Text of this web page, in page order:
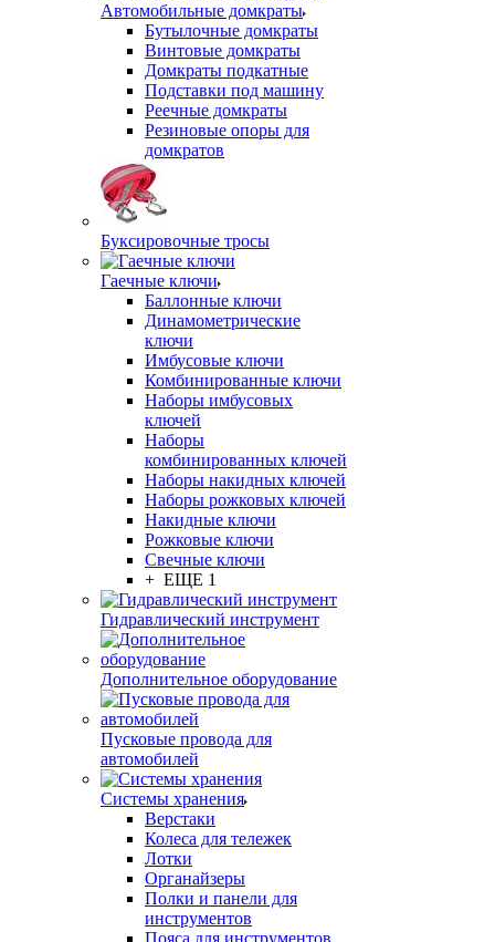
Автомобильные домкраты
Бутылочные домкраты
Винтовые домкраты
Домкраты подкатные
Подставки под машину
Реечные домкраты
Резиновые опоры для
домкратов
Буксировочные тросы
Гаечные ключи
Баллонные ключи
Динамометрические
ключи
Имбусовые ключи
Комбинированные ключи
Наборы имбусовых
ключей
Наборы
комбинированных ключей
Наборы накидных ключей
Наборы рожковых ключей
Накидные ключи
Рожковые ключи
Свечные ключи
+ ЕЩЕ 1
Гидравлический инструмент
Дополнительное оборудование
Пусковые провода для
автомобилей
Системы хранения
Верстаки
Колеса для тележек
Лотки
Органайзеры
Полки и панели для
инструментов
Пояса для инструментов